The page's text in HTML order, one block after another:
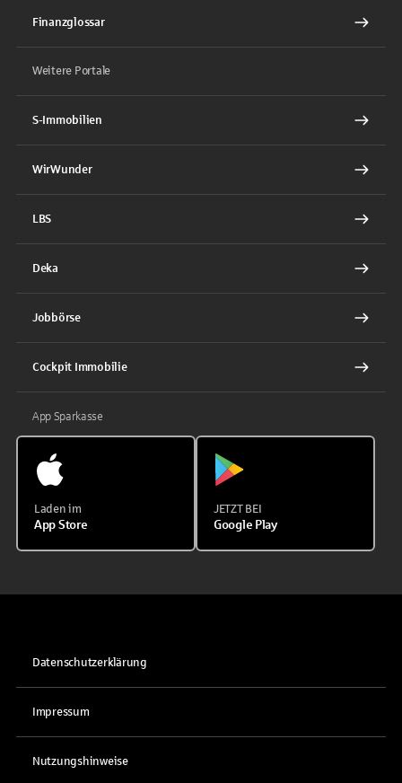
Finanzglossar
Weitere Portale
S-Immobilien
WirWunder
LBS
Deka
Jobbörse
Cockpit Immobilie
App Sparkasse
Laden im
App Store
JETZT BEI
Google Play
Datenschutzerklärung
Impressum
Nutzungshinweise